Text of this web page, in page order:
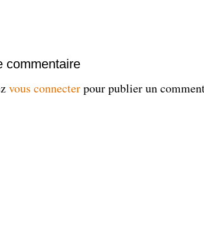
commentaire
vous connecterpour publier un